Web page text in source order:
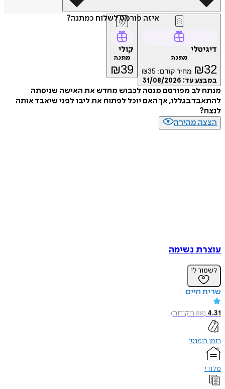
איזה פורמט לשלוח כמתנה?
דיגיטלי
מתנה
₪32 מחיר קודם: ₪35
במבצע עד: 31/08/2026
קולי
מתנה
₪39
מנתח לב מפורסם מנסה לכבוש מחדש את האישה שניסתה
להתאבד בגללו, אך האם יוכל לפתוח את ליבו לפני שיאבד אותה
לנצח?
הצצה מהירה
עוצרת נשימה
לשמור לי
שרית חיים
4.31
(
88ביקורות)
רומן רומנטי
מלודי